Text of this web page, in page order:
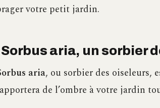
votre petit jardin.
Sorbus aria, un sorbier
aria, ou sorbier des oiseleurs,
de l’ombre à votre jardin